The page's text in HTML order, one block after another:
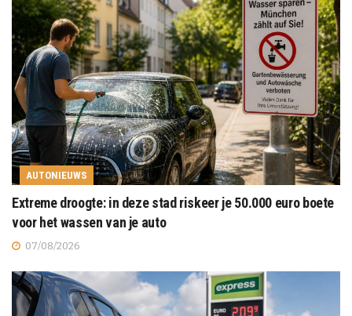
AUTONIEUWS
Extreme droogte: in deze stad riskeer je 50.000 euro boete
voor het wassen van je auto
07/08/2026